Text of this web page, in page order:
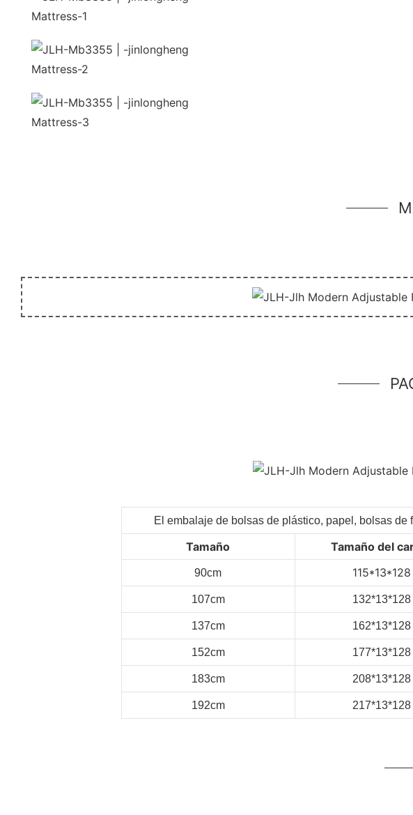
El embalaje de bolsas de plástico, papel, bolsas
Tamaño Tamaño del
90cm 115*13*128
107cm 132*13*128
137cm 162*13*128
152cm 177*13*128
183cm 208*13*128
192cm 217*13*128